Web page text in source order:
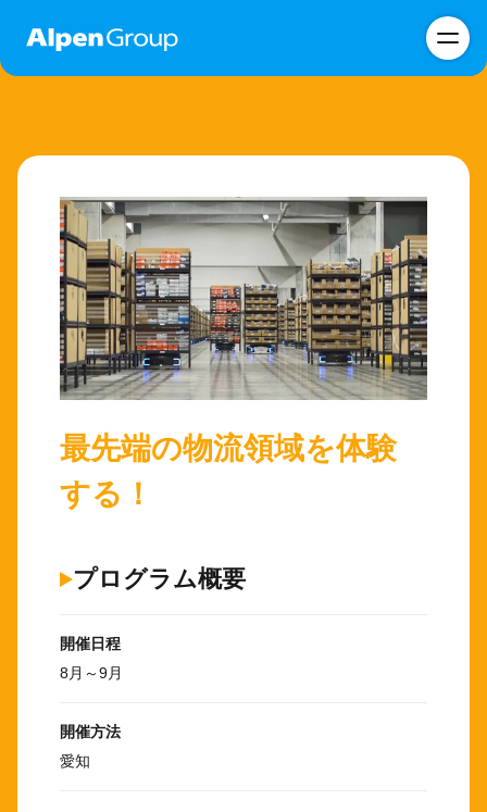
最先端の物流領域を体験
する！
プログラム概要
開催日程
8月～9月
開催方法
愛知